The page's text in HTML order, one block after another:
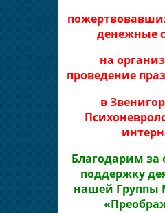
денежные
на
проведение
в
Благодарим
поддержку
нашей Группы